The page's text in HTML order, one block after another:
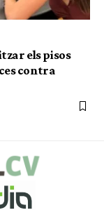
els pisos
contra